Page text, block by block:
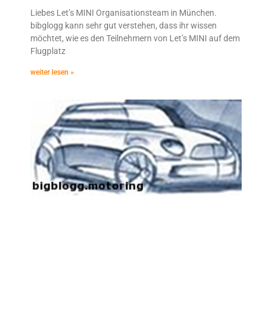
Liebes Let’s MINI Organisationsteam in München.
bibglogg kann sehr gut verstehen, dass ihr wissen
möchtet, wie es den Teilnehmern von Let’s MINI auf dem
Flugplatz
weiter lesen »